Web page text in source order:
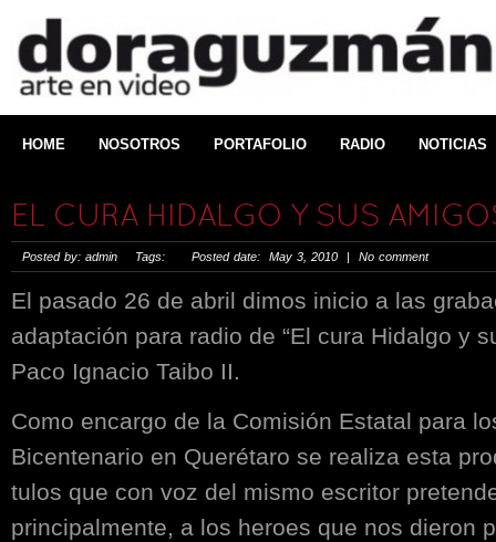
HOME NOSOTROS PORTAFOLIO RADIO NOTICIAS
EL CURA HIDALGO Y SUS
Posted by: admin Tags: Posted date: May 3, 2010 | No comment
El pasado 26 de abril dimos inicio a las
adaptación para radio de “El cura Hidalgo y
Paco Ignacio Taibo II.
Como encargo de la Comisión Estatal para
Bicentenario en Querétaro se realiza esta
tulos que con voz del mismo escritor
principalmente, a los heroes que nos dieron